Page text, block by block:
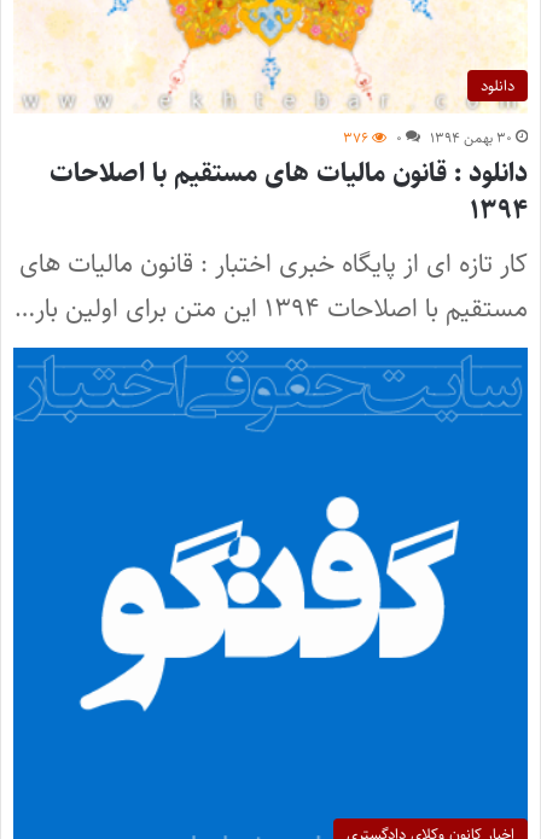
دانلود
۳۰ بهمن ۱۳۹۴ ۰ ۳۷۶
دانلود : قانون مالیات های مستقیم با اصلاحات
۱۳۹۴
کار تازه ای از پایگاه خبری اختبار : قانون مالیات های
مستقیم با اصلاحات ۱۳۹۴ این متن برای اولین بار…
اخبار کانون وکلای دادگستری